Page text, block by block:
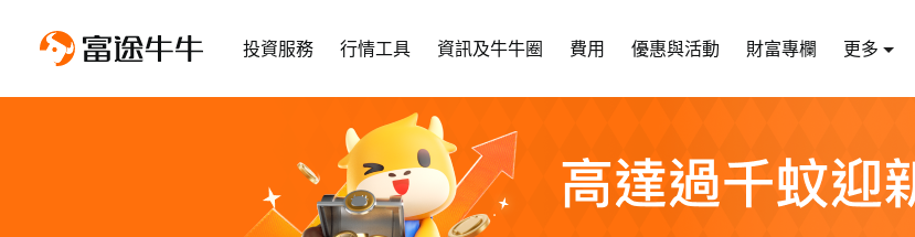
投資服務 行情工具 資訊及牛牛圈 費用 優惠與活動 財富專欄 更多